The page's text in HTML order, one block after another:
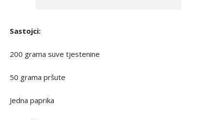
Sastojci:
200 grama suve tjestenine
50 grama pršute
Jedna paprika